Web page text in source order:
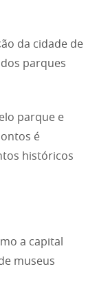
da cidade de
parques
parque e
é
históricos
a capital
museus